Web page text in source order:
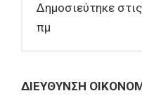
Δημοσιεύτηκε
πμ
ΔIEYΘYNΣH